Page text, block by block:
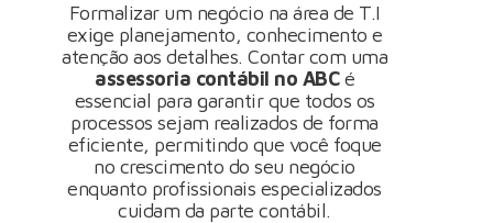
Formalizar um negócio na área de T.I
exige planejamento, conhecimento e
atenção aos detalhes. Contar com uma
assessoria contábil no ABCé
essencial para garantir que todos os
processos sejam realizados de forma
eficiente, permitindo que você foque
no crescimento do seu negócio
enquanto profissionais especializados
cuidam da parte contábil.